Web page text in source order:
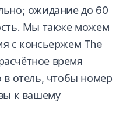
ожидание до 60
Мы также можем
с консьержем The
время
в отель, чтобы номер
к вашему